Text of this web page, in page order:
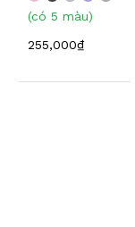
(có 5 màu)
255,000₫